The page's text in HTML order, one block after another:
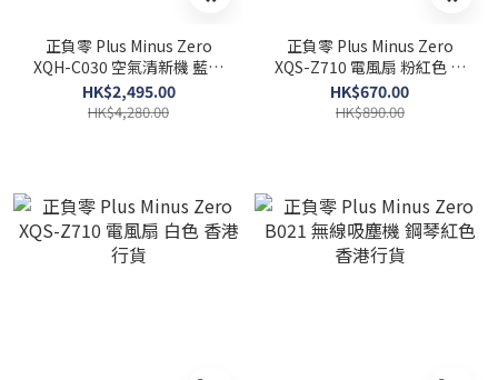
正負零 Plus Minus Zero
XQH-C030 空氣清新機 藍色
香港行貨
HK$2,495.00
HK$4,280.00
正負零 Plus Minus Zero
XQS-Z710 電風扇 粉紅色 香
港行貨
HK$670.00
HK$890.00